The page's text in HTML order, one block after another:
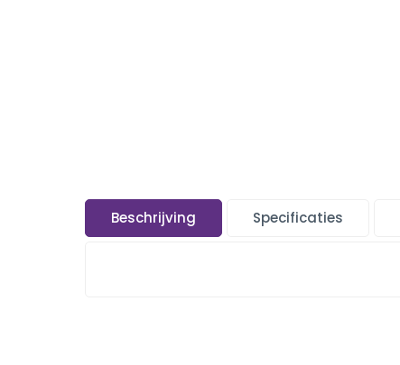
Beschrijving Specificaties